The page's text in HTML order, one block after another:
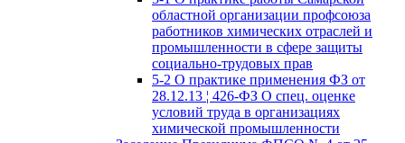
областной организации профсоюза
работников химических отраслей и
промышленности в сфере защиты
социально-трудовых прав
5-2 О практике применения ФЗ от
28.12.13 ¦ 426-ФЗ О спец. оценке
условий труда в организациях
химической промышленности